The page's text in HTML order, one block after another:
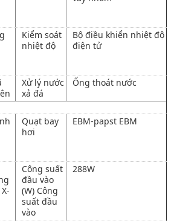
Kiểm soát
nhiệt độ
Bộ điều khiển nhiệt độ
điện tử
Xử lý nước
xả đá
Ống thoát nước
Quạt bay
hơi
EBM-papst EBM
Công suất
đầu vào
(W) Công
suất đầu
vào
288W